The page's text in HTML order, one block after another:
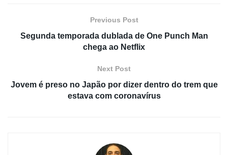
Previous Post
Segunda temporada dublada de One Punch Man
chega ao Netflix
Next Post
Jovem é preso no Japão por dizer dentro do trem que
estava com coronavírus